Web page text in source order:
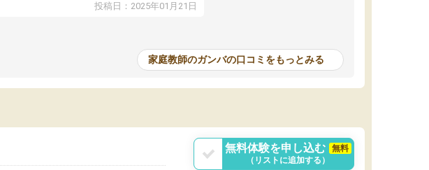
投稿日：2025年01月21日
家庭教師のガンバの口コミをもっとみる
無料体験を申し込む
無料
（リストに追加する）